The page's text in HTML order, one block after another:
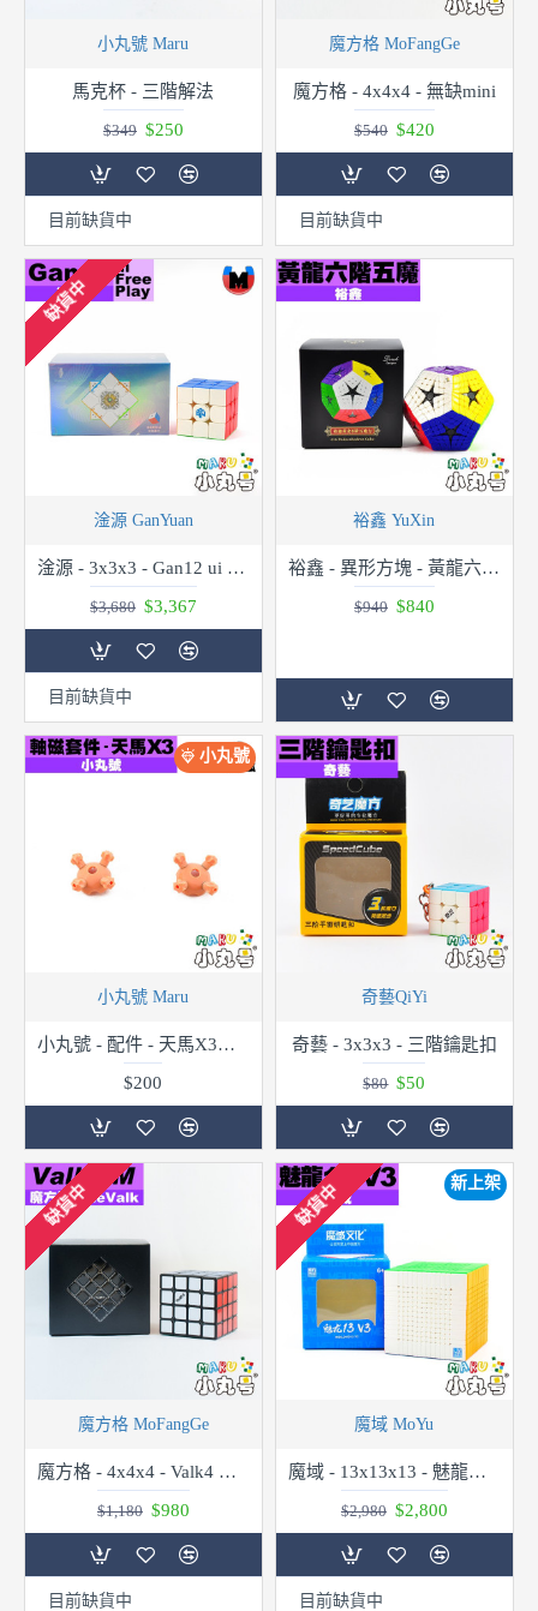
小丸號 Maru
馬克杯 - 三階解法
$250
$349
目前缺貨中
魔方格 MoFangGe
魔方格 - 4x4x4 - 無缺mini
$420
$540
目前缺貨中
缺貨中
淦源 GanYuan
淦源 - 3x3x3 - Gan12 ui FreePlay 充電盒版
$3,367
$3,680
目前缺貨中
裕鑫 YuXin
裕鑫 - 異形方塊 - 黃龍六階五魔 Elite Kilominx
$840
$940
小丸號
小丸號 Maru
小丸號 - 配件 - 天馬X3軸磁套件
$200
奇藝QiYi
奇藝 - 3x3x3 - 三階鑰匙扣
$50
$80
缺貨中
魔方格 MoFangGe
魔方格 - 4x4x4 - Valk4 M 弱磁版
$980
$1,180
目前缺貨中
新上架
缺貨中
魔域 MoYu
魔域 - 13x13x13 - 魅龍十三階 v3
$2,800
$2,980
目前缺貨中